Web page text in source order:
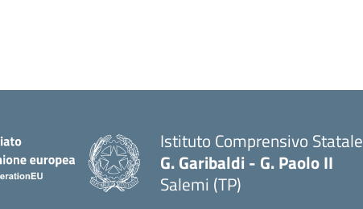
Istituto Comprensivo Statale
G. Garibaldi - G. Paolo II
Salemi (TP)